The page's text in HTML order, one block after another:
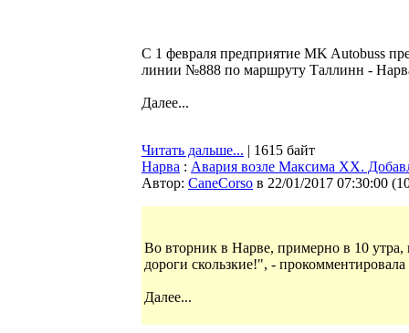
С 1 февраля предприятие MK Autobuss
линии №888 по маршруту Таллинн -
Далее...
Читать дальше... | 1615 байт
Нарва : Авария возле Максима XX.
Автор: CaneCorso в 22/01/2017 07:30:00 (
Во вторник в Нарве, примерно в 10
дороги скользкие!", -
Далее...